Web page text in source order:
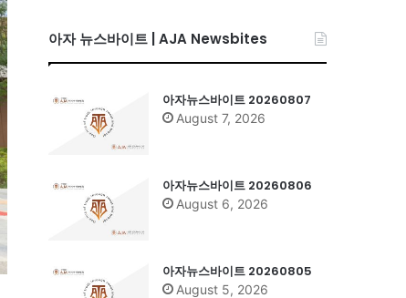
아자 뉴스바이트 | AJA Newsbites
아자뉴스바이트 20260807
August 7, 2026
아자뉴스바이트 20260806
August 6, 2026
아자뉴스바이트 20260805
August 5, 2026